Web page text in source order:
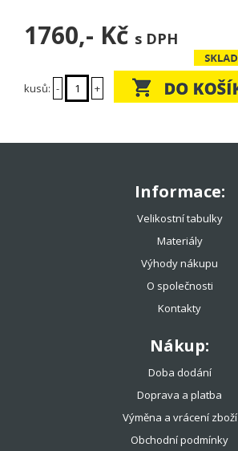
1760,- Kč s DPH
kusů: - +
Informace:
Velikostní tabulky
Materiály
Výhody nákupu
O společnosti
Kontakty
Nákup:
Doba dodání
Doprava a platba
Výměna a vrácení zboží
Obchodní podmínky